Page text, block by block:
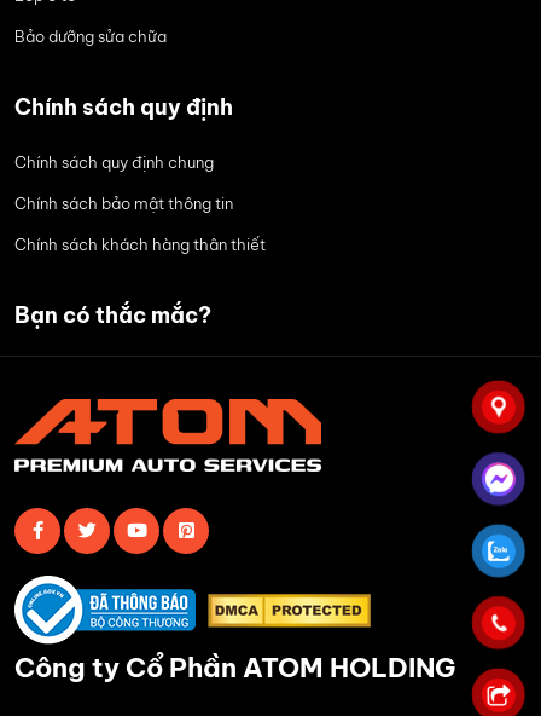
Bảo dưỡng sửa chữa
Chính sách quy định
Chính sách quy định chung
Chính sách bảo mật thông tin
Chính sách khách hàng thân thiết
Bạn có thắc mắc?
Công ty Cổ Phần ATOM HOLDING